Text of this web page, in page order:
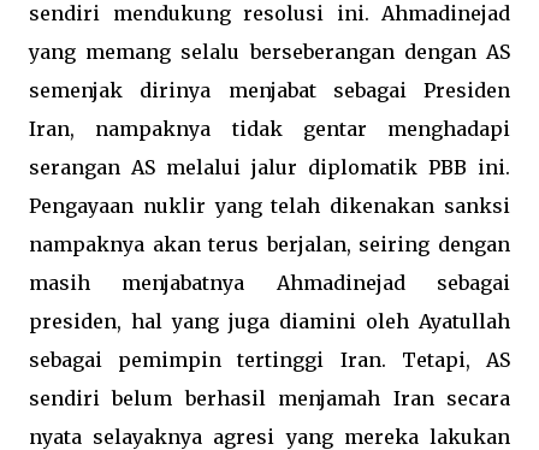
sendiri mendukung resolusi ini. Ahmadinejad
yang memang selalu berseberangan dengan AS
semenjak dirinya menjabat sebagai Presiden
Iran, nampaknya tidak gentar menghadapi
serangan AS melalui jalur diplomatik PBB ini.
Pengayaan nuklir yang telah dikenakan sanksi
nampaknya akan terus berjalan, seiring dengan
masih menjabatnya Ahmadinejad sebagai
presiden, hal yang juga diamini oleh Ayatullah
sebagai pemimpin tertinggi Iran. Tetapi, AS
sendiri belum berhasil menjamah Iran secara
nyata selayaknya agresi yang mereka lakukan